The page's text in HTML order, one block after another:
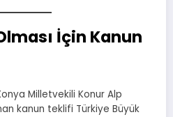
İçin Kanun
Milletvekili Konur Alp
kanun teklifi Türkiye Büyük